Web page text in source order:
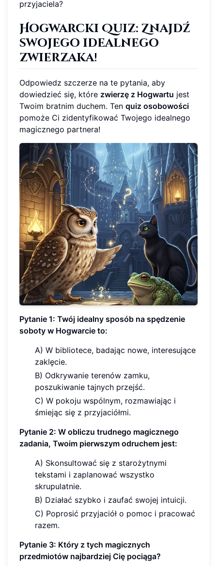
przyjaciela?
Hogwarcki Quiz: Znajdź
swojego idealnego
zwierzaka!
Odpowiedz szczerze na te pytania, aby
dowiedzieć się, które zwierzę z Hogwartu jest
Twoim bratnim duchem. Ten quiz osobowości
pomoże Ci zidentyfikować Twojego idealnego
magicznego partnera!
Pytanie 1: Twój idealny sposób na spędzenie
soboty w Hogwarcie to:
A) W bibliotece, badając nowe, interesujące
zaklęcie.
B) Odkrywanie terenów zamku,
poszukiwanie tajnych przejść.
C) W pokoju wspólnym, rozmawiając i
śmiejąc się z przyjaciółmi.
Pytanie 2: W obliczu trudnego magicznego
zadania, Twoim pierwszym odruchem jest:
A) Skonsultować się z starożytnymi
tekstami i zaplanować wszystko
skrupulatnie.
B) Działać szybko i zaufać swojej intuicji.
C) Poprosić przyjaciół o pomoc i pracować
razem.
Pytanie 3: Który z tych magicznych
przedmiotów najbardziej Cię pociąga?